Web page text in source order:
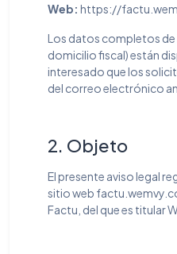
Web: https://
Los datos completos de
domicilio fiscal) están
interesado que los
del correo electrónico
2. Objeto
El presente aviso legal
sitio web
Factu, del que es titular